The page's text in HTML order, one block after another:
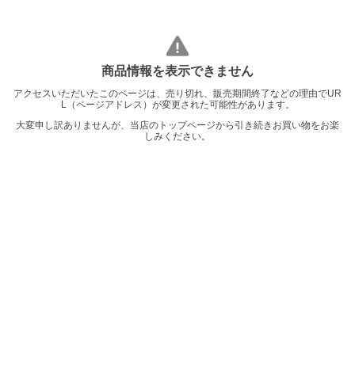
商品情報を表示できません
アクセスいただいたこのページは、売り切れ、販売期間終了などの理由でUR
L（ページアドレス）が変更された可能性があります。
大変申し訳ありませんが、当店のトップページから引き続きお買い物をお楽
しみください。